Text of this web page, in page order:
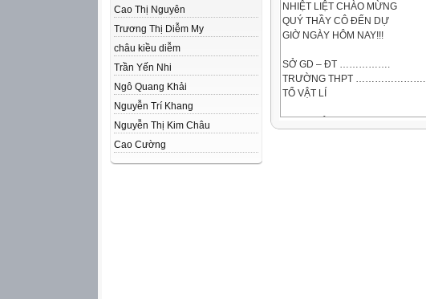
Cao Thị Nguyên
Trương Thị Diễm My
châu kiều diễm
Trần Yến Nhi
Ngô Quang Khải
Nguyễn Trí Khang
Nguyễn Thị Kim Châu
Cao Cường
NHIỆT LIỆT CHÀO MỪNG
QUÝ THẦY CÔ ĐẾN DỰ
GIỜ NGÀY HÔM NAY!!!
SỞ GD – ĐT …………….
TRƯỜNG THPT ………………….
TỔ VẬT LÍ